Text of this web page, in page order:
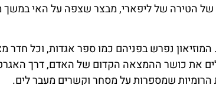
של הטירה של ליפארי, מבצר שצפה על האי
נפרש בפניהם כמו ספר אגדות, וכל חדר
את כושר ההמצאה הקדום של האדם, דרך
הרומיות שמספרות על מסחר וקשרים מעבר לים.